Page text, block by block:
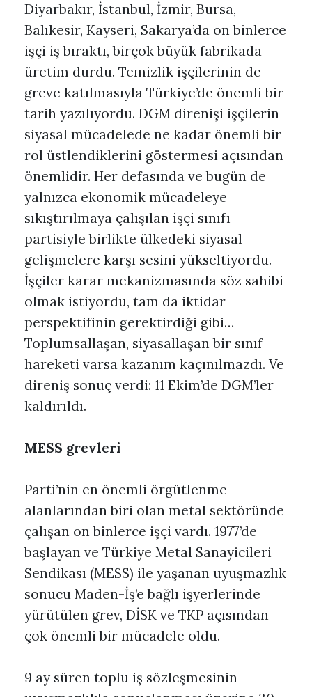
Diyarbakır, İstanbul, İzmir, Bursa,
Balıkesir, Kayseri, Sakarya’da on binlerce
işçi iş bıraktı, birçok büyük fabrikada
üretim durdu. Temizlik işçilerinin de
greve katılmasıyla Türkiye’de önemli bir
tarih yazılıyordu. DGM direnişi işçilerin
siyasal mücadelede ne kadar önemli bir
rol üstlendiklerini göstermesi açısından
önemlidir. Her defasında ve bugün de
yalnızca ekonomik mücadeleye
sıkıştırılmaya çalışılan işçi sınıfı
partisiyle birlikte ülkedeki siyasal
gelişmelere karşı sesini yükseltiyordu.
İşçiler karar mekanizmasında söz sahibi
olmak istiyordu, tam da iktidar
perspektifinin gerektirdiği gibi…
Toplumsallaşan, siyasallaşan bir sınıf
hareketi varsa kazanım kaçınılmazdı. Ve
direniş sonuç verdi: 11 Ekim’de DGM’ler
kaldırıldı.
MESS grevleri
Parti’nin en önemli örgütlenme
alanlarından biri olan metal sektöründe
çalışan on binlerce işçi vardı. 1977’de
başlayan ve Türkiye Metal Sanayicileri
Sendikası (MESS) ile yaşanan uyuşmazlık
sonucu Maden-İş’e bağlı işyerlerinde
yürütülen grev, DİSK ve TKP açısından
çok önemli bir mücadele oldu.
9 ay süren toplu iş sözleşmesinin